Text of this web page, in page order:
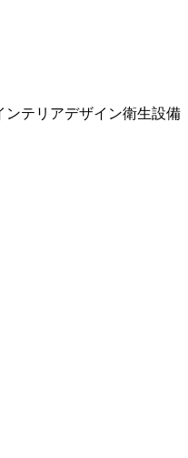
ンテリアデザイン衛生設備